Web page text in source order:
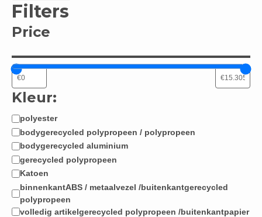
Filters
Price
Kleur:
Materiaal:
polyester
bodygerecycled polypropeen / polypropeen
bodygerecycled aluminium
gerecycled polypropeen
Katoen
binnenkantABS / metaalvezel /buitenkantgerecycled
polypropeen
volledig artikelgerecycled polypropeen /buitenkantpapier